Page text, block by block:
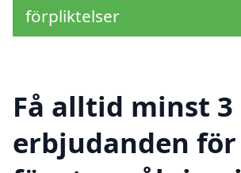
förpliktelser
Få alltid minst 3
erbjudanden för